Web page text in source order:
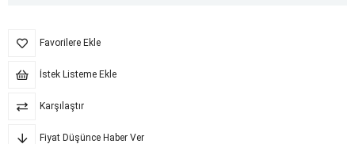
Favorilere Ekle
İstek Listeme Ekle
Karşılaştır
Fiyat Düşünce Haber Ver